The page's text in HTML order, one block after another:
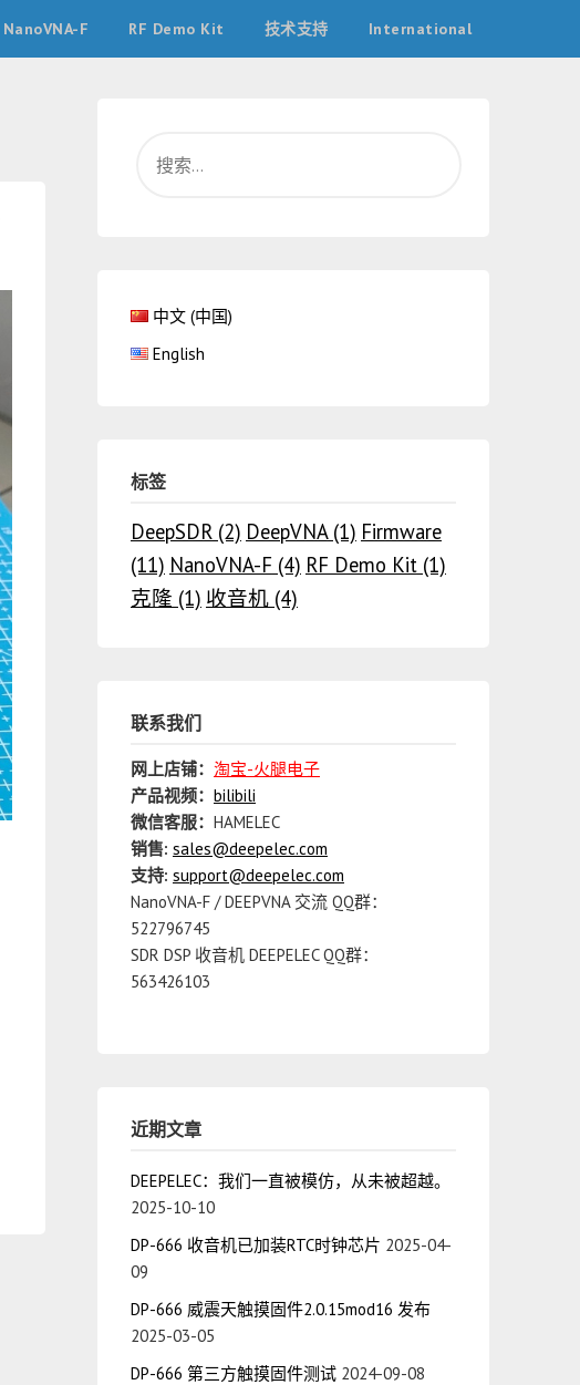
NanoVNA-F RF Demo Kit 技术支持 International
中文 (中国)
English
标签
DeepSDR(2) DeepVNA(1) Firmware
(11) NanoVNA-F(4) RF Demo Kit(1)
克隆 (1) 收音机(4)
联系我们
网上店铺： 淘宝-火腿电子
产品视频： bilibili
微信客服： HAMELEC
销售: sales@deepelec.com
支持: support@deepelec.com
NanoVNA-F / DEEPVNA 交流 QQ群：
522796745
SDR DSP 收音机 DEEPELEC QQ群：
563426103
近期文章
DEEPELEC：我们一直被模仿，从未被超越。
2025-10-10
DP-666 收音机已加装RTC时钟芯片 2025-04-
09
DP-666 威震天触摸固件2.0.15mod16 发布
2025-03-05
DP-666 第三方触摸固件测试 2024-09-08